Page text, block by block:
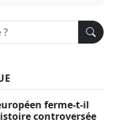
ferme-t-il
controversée